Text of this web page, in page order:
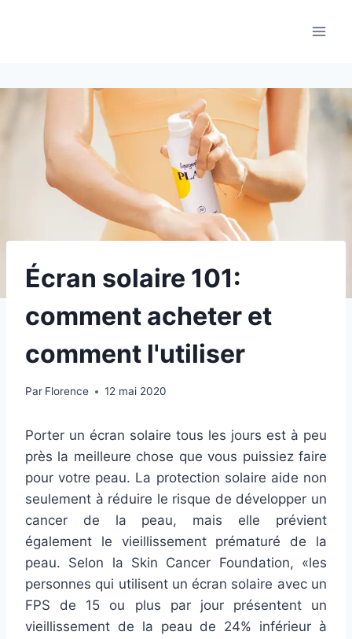
Écran solaire 101:
comment acheter et
comment l'utiliser
Par Florence 12 mai 2020
Porter un écran solaire tous les jours est à peu
près la meilleure chose que vous puissiez faire
pour votre peau. La protection solaire aide non
seulement à réduire le risque de développer un
cancer de la peau, mais elle prévient
également le vieillissement prématuré de la
peau. Selon la Skin Cancer Foundation, «les
personnes qui utilisent un écran solaire avec un
FPS de 15 ou plus par jour présentent un
vieillissement de la peau de 24% inférieur à